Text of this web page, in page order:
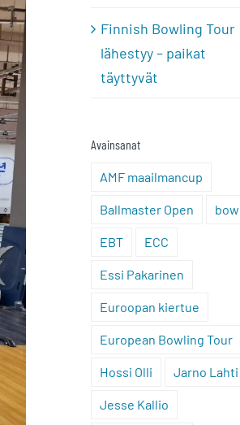
Finnish Bowling Tour
lähestyy – paikat
täyttyvät
Avainsanat
AMF maailmancup
Ballmaster Open
EBT ECC
Essi Pakarinen
Euroopan kiertue
European Bowling Tour
Hossi Olli Jarno Lahti
Jesse Kallio